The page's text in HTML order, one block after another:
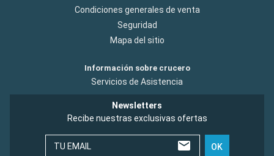
Condiciones generales de venta
Seguridad
Mapa del sitio
Información sobre crucero
Servicios de Asistencia
Newsletters
Recibe nuestras exclusivas ofertas
TU EMAIL OK